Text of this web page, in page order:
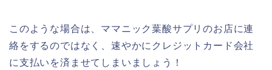
このような場合は、ママニック葉酸サプリのお店に連
絡をするのではなく、速やかにクレジットカード会社
に支払いを済ませてしまいましょう！